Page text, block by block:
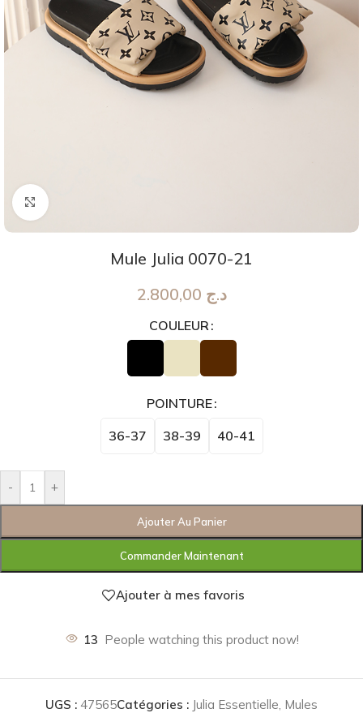
Agrandir
Mule Julia 0070-21
د.ج
COULEUR
POINTURE
36-37 38-39 40-41
- +
Ajouter Au Panier
Commander Maintenant
Ajouter à mes favoris
13 People watching this product now!
UGS : 47565Catégories : Julia Essentielle Mules